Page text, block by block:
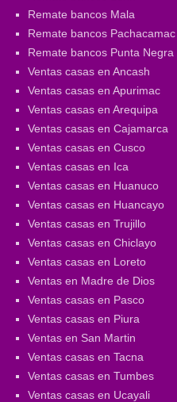
Remate bancos Mala
Remate bancos Pachacamac
Remate bancos Punta Negra
Ventas casas en Ancash
Ventas casas en Apurimac
Ventas casas en Arequipa
Ventas casas en Cajamarca
Ventas casas en Cusco
Ventas casas en Ica
Ventas casas en Huanuco
Ventas casas en Huancayo
Ventas casas en Trujillo
Ventas casas en Chiclayo
Ventas casas en Loreto
Ventas en Madre de Dios
Ventas casas en Pasco
Ventas casas en Piura
Ventas en San Martin
Ventas casas en Tacna
Ventas casas en Tumbes
Ventas casas en Ucayali